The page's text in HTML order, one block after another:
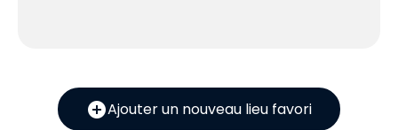
add_circleAjouter un nouveau lieu favori